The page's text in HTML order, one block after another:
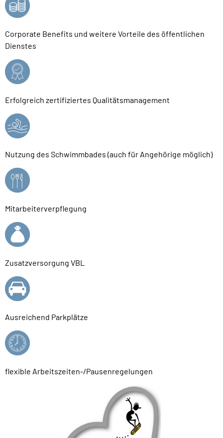
Corporate Benefits und weitere Vorteile des öffentlichen
Dienstes
Erfolgreich zertifiziertes Qualitätsmanagement
Nutzung des Schwimmbades (auch für Angehörige möglich)
Mitarbeiterverpflegung
Zusatzversorgung VBL
Ausreichend Parkplätze
flexible Arbeitszeiten-/Pausenregelungen